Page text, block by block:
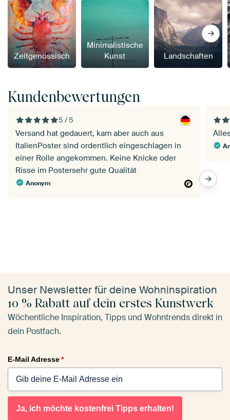
Zeitgenössisch
Minimalistische
Kunst
Landschaften
Kundenbewertungen
5 / 5
Versand hat gedauert, kam aber auch aus
ItalienPoster sind ordentlich eingeschlagen in
einer Rolle angekommen. Keine Knicke oder
Risse im Postersehr gute Qualität
Anonym
Unser Newsletter für deine Wohninspiration
10 % Rabatt auf dein erstes Kunstwerk
Wöchentliche Inspiration, Tipps und Wohntrends direkt in
dein Postfach.
E-Mail Adresse*
Ja, ich möchte kostenfrei Tipps erhalten!